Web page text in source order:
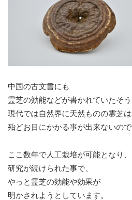
中国の古文書にも
霊芝の効能などが書かれていたそう
現代では自然界に天然ものの霊芝は
殆どお目にかかる事が出来ないので
ここ数年で人工栽培が可能となり、
研究が続けられた事で、
やっと霊芝の効能や効果が
明かされようとしています。